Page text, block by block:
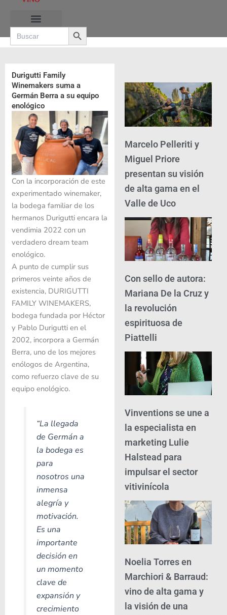
contenido
Search
for:
Search Button
Durigutti Family
Winemakers suma a
Germán Berra a su equipo
enológico
Con la incorporación de este
experimentado winemaker,
la bodega familiar de los
hermanos Durigutti encara la
vendimia 2022 con un
verdadero dream team
enológico.
A punto de cumplir sus
primeros veinte años de
existencia, DURIGUTTI
FAMILY WINEMAKERS,
bodega fundada por Héctor
y Pablo Durigutti en el
2002, incorpora a Germán
Berra, uno de los mejores
enólogos de Argentina,
como refuerzo clave de su
equipo enológico.
“La llegada
de Germán a
la bodega es
para
nosotros una
inmensa
alegría y
motivación.
Es una
importante
decisión en
un momento
clave de
expansión y
crecimiento
Marcelo Pelleriti y
Miguel Priore
presentan su visión
de alta gama en el
Valle de Uco
Con sello de autora:
Mariana De la Cruz y
la revolución
espirituosa de
Piattelli
Vinventions se une a
la especialista en
marketing Lulie
Halstead para
impulsar el sector
vitivinícola
Noelia Torres en
Marchiori & Barraud:
vino de alta gama y
la visión de una